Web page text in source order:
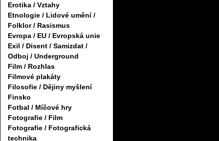
Erotika / Vztahy
Etnologie / Lidové umění /
Folklor / Rasismus
Evropa / EU / Evropská unie
Exil / Disent / Samizdat /
Odboj / Underground
Film / Rozhlas
Filmové plakáty
Filosofie / Dějiny myšlení
Finsko
Fotbal / Míčové hry
Fotografie / Film
Fotografie / Fotografická
technika